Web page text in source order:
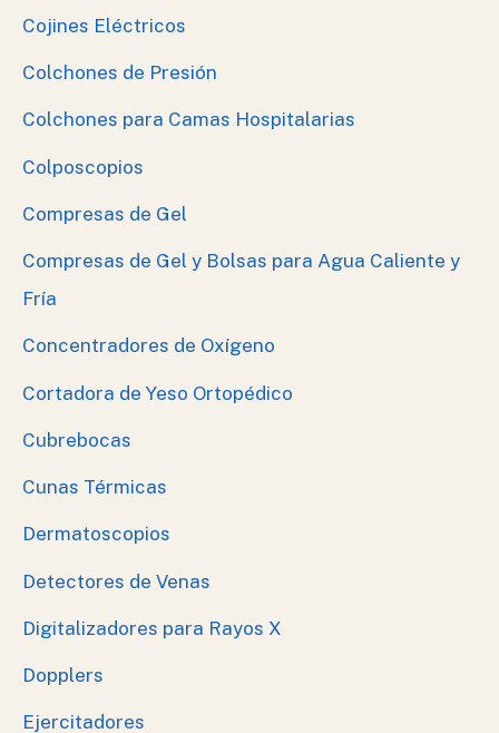
Cojines Eléctricos
Colchones de Presión
Colchones para Camas Hospitalarias
Colposcopios
Compresas de Gel
Compresas de Gel y Bolsas para Agua Caliente y
Fría
Concentradores de Oxígeno
Cortadora de Yeso Ortopédico
Cubrebocas
Cunas Térmicas
Dermatoscopios
Detectores de Venas
Digitalizadores para Rayos X
Dopplers
Ejercitadores